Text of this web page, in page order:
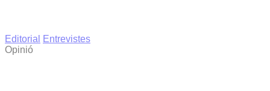
Editorial
Entrevistes
Opinió